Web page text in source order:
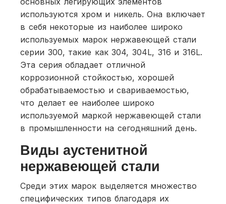
используются хром и никель. Она включает
в себя некоторые из наиболее широко
используемых марок нержавеющей стали
серии 300, такие как 304, 304L, 316 и 316L.
Эта серия обладает отличной
коррозионной стойкостью, хорошей
обрабатываемостью и свариваемостью,
что делает ее наиболее широко
используемой маркой нержавеющей стали
в промышленности на сегодняшний день.
Виды аустенитной
нержавеющей стали
Среди этих марок выделяется множество
специфических типов благодаря их